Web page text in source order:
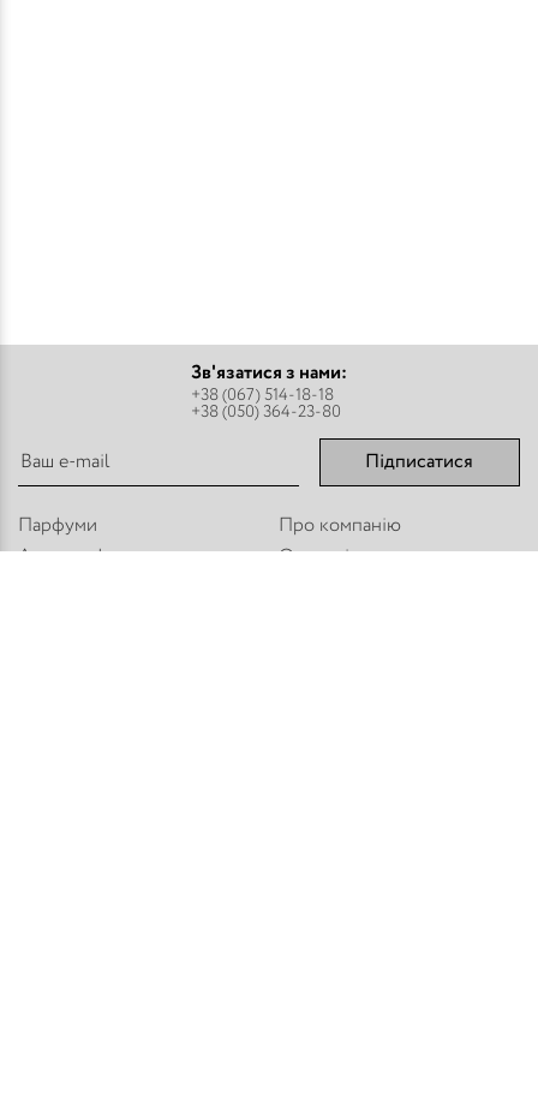
Зв'язатися з нами:
+38 (067) 514-18-18
+38 (050) 364-23-80
Підписатися
Парфуми
Аромадифузори
Про компанію
Оплата і доставка